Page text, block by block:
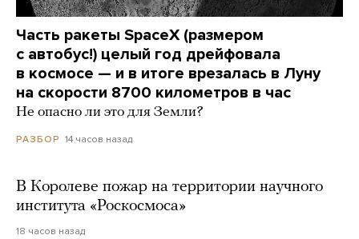
Часть ракеты SpaceX (размером
с автобус!) целый год дрейфовала
в космосе — и в итоге врезалась в Луну
на скорости 8700 километров в час
Не опасно ли это для Земли?
РАЗБОР 14 часов назад
В Королеве пожар на территории научного
института «Роскосмоса»
18 часов назад